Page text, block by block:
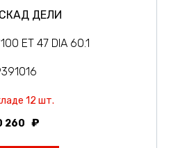
ДЕЛИ
ET 47 DIA 60.1
12 шт.
260